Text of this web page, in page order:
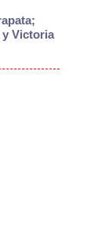
y Victoria